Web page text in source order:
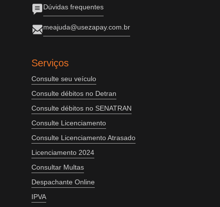
Dúvidas frequentes
meajuda@usezapay.com.br
Serviços
Consulte seu veículo
Consulte débitos no Detran
Consulte débitos no SENATRAN
Consulte Licenciamento
Consulte Licenciamento Atrasado
Licenciamento 2024
Consultar Multas
Despachante Online
IPVA